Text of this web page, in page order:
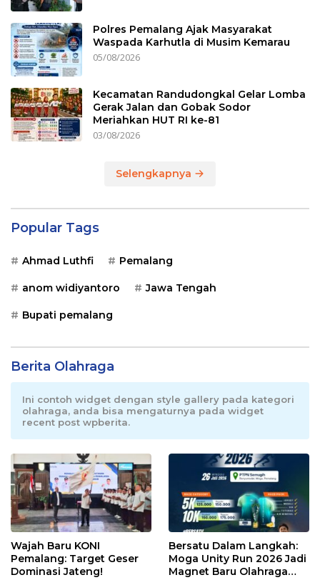
Polres Pemalang Ajak Masyarakat
Waspada Karhutla di Musim Kemarau
05/08/2026
Kecamatan Randudongkal Gelar Lomba
Gerak Jalan dan Gobak Sodor
Meriahkan HUT RI ke-81
03/08/2026
Selengkapnya
Popular Tags
Ahmad Luthfi Pemalang
anom widiyantoro Jawa Tengah
Bupati pemalang
Berita Olahraga
Ini contoh widget dengan style gallery pada kategori
olahraga, anda bisa mengaturnya pada widget
recent post wpberita.
Wajah Baru KONI
Pemalang: Target Geser
Dominasi Jateng!
Bersatu Dalam Langkah:
Moga Unity Run 2026 Jadi
Magnet Baru Olahraga